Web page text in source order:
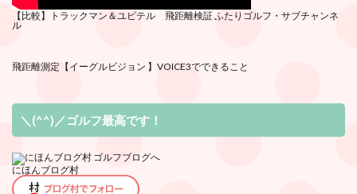
【比較】トラックマン＆ユピテル 飛距離検証ふたりゴルフ・サブチ ャンネ
ル
飛距離測定 【イーグルビジョン 】VOICE3でできること
＼(^^)／ゴルフ最高です！
にほんブログ村